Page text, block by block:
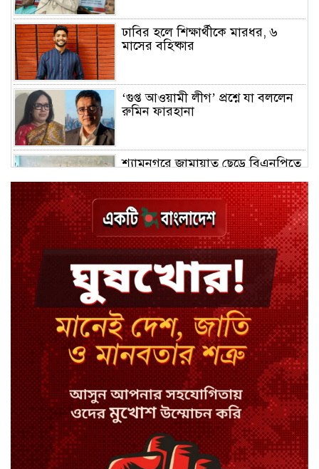
ঢাবির হলে শিক্ষার্থীকে মারধর, ৬
মাসের বহিষ্কার
‘গুপ্ত আওয়ামী লীগ’ প্রশ্নে যা বললেন
রুমিন ফারহানা
শ্যামনগরে জামায়াত ছেড়ে বিএনপিতে
ঢাকায় হালকা বৃষ্টির সম্ভাবনা, বাড়তে
পারে তাপমাত্রা
মন্ত্রী-এমপিদের উপস্থিতিতে ইউএনওর
আইফোন চুরি
সিরাজগঞ্জে বাস ট্রাক দুর্ঘটনা, চালকসহ
নিহত ২
স্পিকারের নামে জাল ডিও, প্রতারণার
অভিযোগে এসিল্যান্ডের বিরুদ্ধে মামলা